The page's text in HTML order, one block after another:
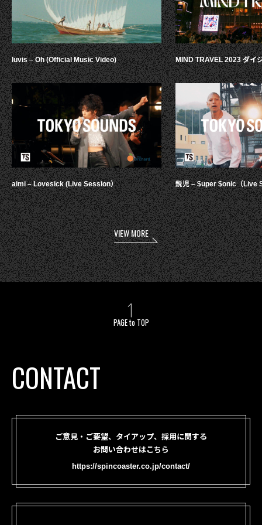
luvis – Oh (Official Music Video)
aimi – Lovesick (Live Session）
MIND TRAVEL 2023 ダイ
鋭児 – $uper $onic（Live
VIEW MORE
PAGE to TOP
CONTACT
ご意見・ご要望、タイアップ、採用に関する
お問い合わせはこちら
https://spincoaster.co.jp/contact/